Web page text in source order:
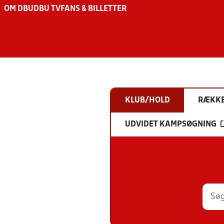
OM DBU DBU TV FANS & BILLETTER
KLUB/HOLD
UDVIDET KAMPSØGNING